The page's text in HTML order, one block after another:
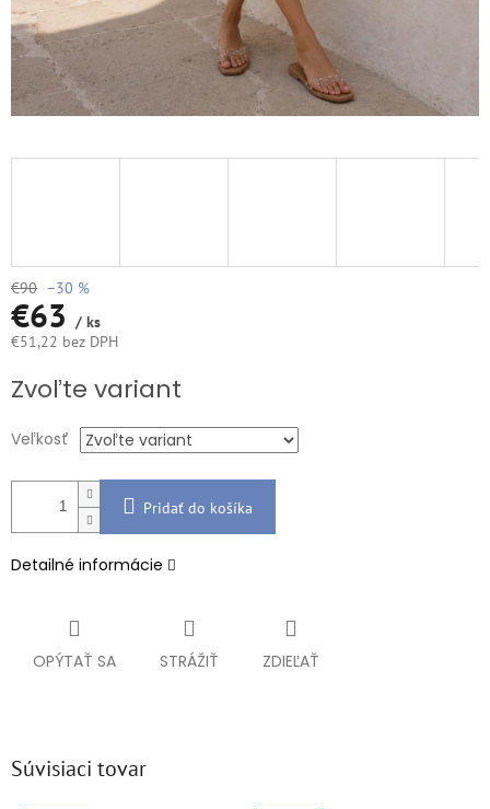
€90 –30 %
€63 / ks
€51,22 bez DPH
cena:
Zvoľte variant
Veľkosť
Pridať do košíka
Detailné informácie
OPÝTAŤ SA STRÁŽIŤ ZDIEĽAŤ
Súvisiaci tovar